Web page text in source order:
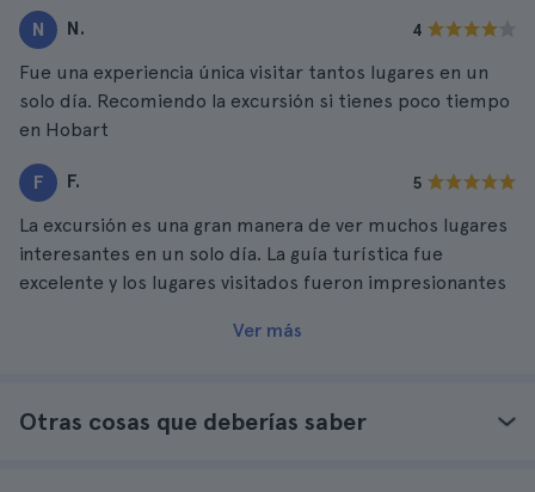
N N. 4
Fue una experiencia única visitar tantos lugares en un
solo día. Recomiendo la excursión si tienes poco tiempo
en Hobart
F F. 5
La excursión es una gran manera de ver muchos lugares
interesantes en un solo día. La guía turística fue
excelente y los lugares visitados fueron impresionantes
Ver más
Otras cosas que deberías saber